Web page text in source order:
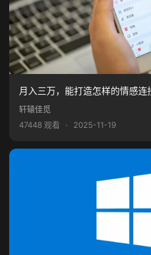
月入三万，能打造怎样的情感连
轩辕佳觅
47448 观看
· 2025-11-19